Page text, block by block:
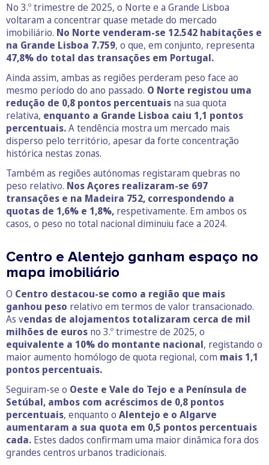
No 3.º trimestre de 2025, o Norte e a Grande Lisboa
voltaram a concentrar quase metade do mercado
imobiliário. No Norte venderam-se 12.542 habitações e
na Grande Lisboa 7.759, o que, em conjunto, representa
47,8% do total das transações em Portugal.
Ainda assim, ambas as regiões perderam peso face ao
mesmo período do ano passado. O Norte registou uma
redução de 0,8 pontos percentuais na sua quota
relativa, enquanto a Grande Lisboa caiu 1,1 pontos
percentuais.A tendência mostra um mercado mais
disperso pelo território, apesar da forte concentração
histórica nestas zonas.
Também as regiões autónomas registaram quebras no
peso relativo. Nos Açores realizaram-se 697
transações e na Madeira 752, correspondendo a
quotas de 1,6% e 1,8%, respetivamente. Em ambos os
casos, o peso no total nacional diminuiu face a 2024.
Centro e Alentejo ganham espaço no
mapa imobiliário
O Centro destacou-se como a região que mais
ganhou peso relativo em termos de valor transacionado.
As vendas de alojamentos totalizaram cerca de mil
milhões de euros no 3.º trimestre de 2025, o
equivalente a 10% do montante nacional, registando o
maior aumento homólogo de quota regional, com mais 1,1
pontos percentuais.
Seguiram-se o Oeste e Vale do Tejo e a Península de
Setúbal, ambos com acréscimos de 0,8 pontos
percentuais, enquanto o Alentejo e o Algarve
aumentaram a sua quota em 0,5 pontos percentuais
cada. Estes dados confirmam uma maior dinâmica fora dos
grandes centros urbanos tradicionais.